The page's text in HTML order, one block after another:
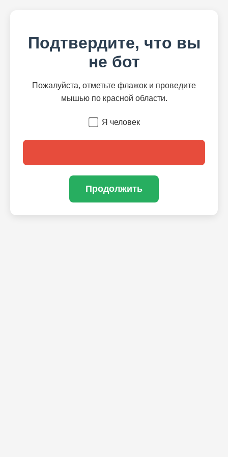
Подтвердите, что вы
не бот
Пожалуйста, отметьте флажок и проведите
мышью по красной области.
Я человек
Продолжить